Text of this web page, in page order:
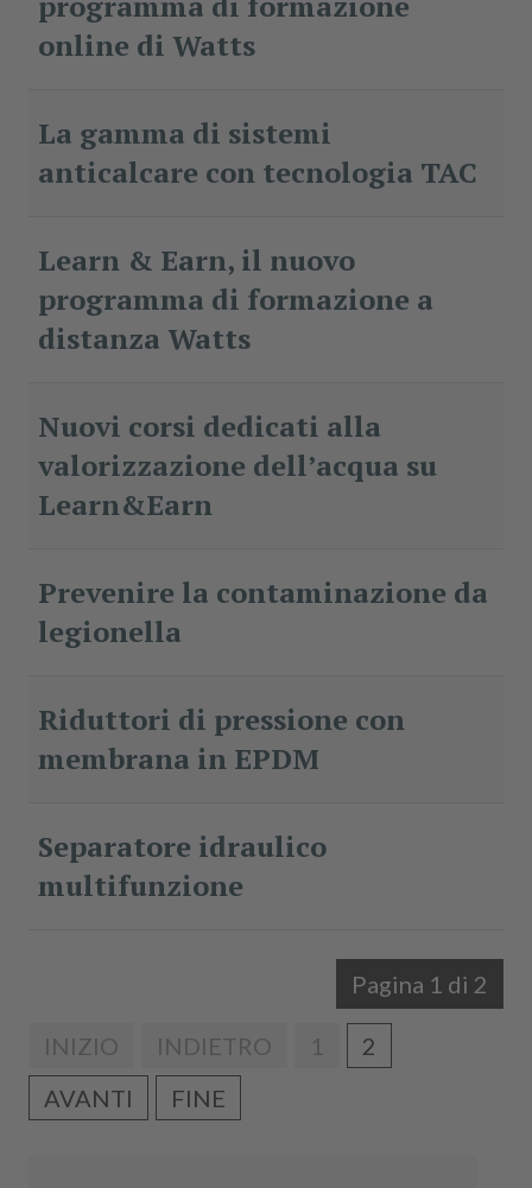
online di Watts
La gamma di sistemi
anticalcare con tecnologia TAC
Learn & Earn, il nuovo
programma di formazione a
distanza Watts
Nuovi corsi dedicati alla
valorizzazione dell’acqua su
Learn&Earn
Prevenire la contaminazione da
legionella
Riduttori di pressione con
membrana in EPDM
Separatore idraulico
multifunzione
Pagina 1 di 2
INIZIO INDIETRO 1
2
AVANTI
FINE